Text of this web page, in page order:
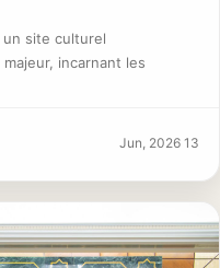
un site culturel
incarnant les
Jun, 2026 13